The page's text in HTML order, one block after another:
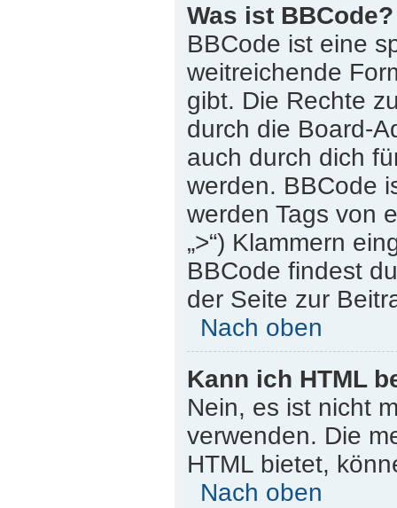
Was ist BBCode?
BBCode ist eine
weitreichende
gibt. Die Rechte
durch die Board-
auch durch dich
werden. BBCode
werden Tags von
„>“) Klammern
BBCode findest
der Seite zur
Nach oben
Kann ich HTML
Nein, es ist nicht
verwenden. Die
HTML bietet,
Nach oben